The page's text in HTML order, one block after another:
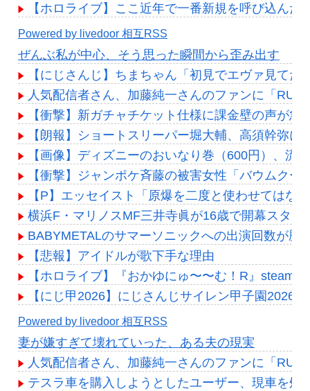
【ホロライブ】ここ近年で一番新規を呼び込んだ
Powered by livedoor 相互RSS
ぜんぶ私が中心、そう思った瞬間から歪み出す
【にじさんじ】ちまちゃん「初見でエヴァ見て
人気配信者さん、加藤純一さんのファンに「
【衝撃】新ガチャチケット仕様に課金壁の声が急
【朗報】ショートスリーパー堀大輔、高須幹弥に
【画像】ディズニーのおいなり巻（600円）、
【衝撃】ジャンポケ斉藤の被害女性「バウムク
【P】エッセイスト「原爆を二度と使わせては
横浜F・マリノスMF三井寺眞が16歳で開幕スタ
BABYMETALのサマーソニックへの出演回数が歴
【悲報】アイドルが歌下手な理由
【ホロライブ】『おかゆにゅ〜〜む！R』steam
【にじ甲2026】にじさんじサイレン甲子園2026
Powered by livedoor 相互RSS
妻が嫌すぎて壊れていった、ある夫の現実
人気配信者さん、加藤純一さんのファンに「
テスラ車を購入しようとしたユーザー、現車を